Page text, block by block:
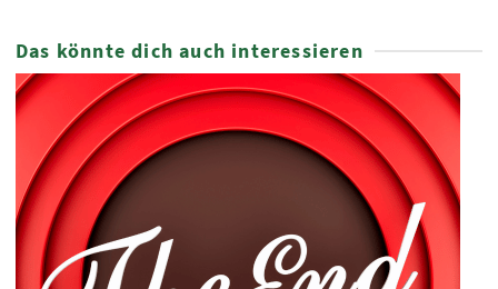
Das könnte dich auch interessieren